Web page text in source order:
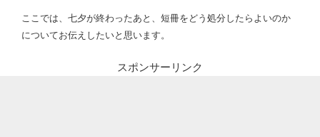
ここでは、七夕が終わったあと、短冊をどう処分したらよいのか
についてお伝えしたいと思います。
スポンサーリンク